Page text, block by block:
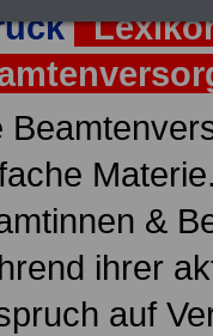
&
ihrer
auf